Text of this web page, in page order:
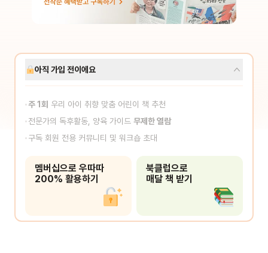
아직 가입 전이에요
주 1회 우리 아이 취향 맞춤 어린이 책 추천
전문가의 독후활동, 양육 가이드 무제한 열람
구독 회원 전용 커뮤니티 및 워크숍 초대
멤버십으로 우따따
200% 활용하기
북클럽으로
매달 책 받기